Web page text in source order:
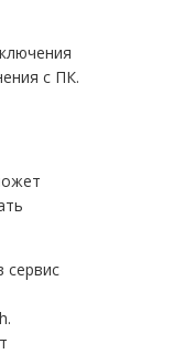
с ПК.